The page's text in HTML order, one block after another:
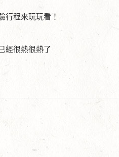
行程來玩玩看！
經很熱很熱了